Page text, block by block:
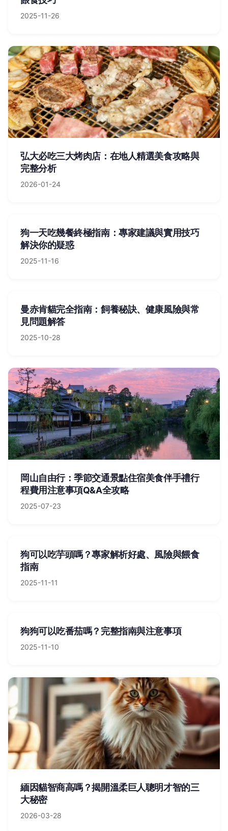
2025-11-26
弘大必吃三大烤肉店：在地人精選美食攻略與
完整分析
2026-01-24
狗一天吃幾餐終極指南：專家建議與實用技巧
解決你的疑惑
2025-11-16
曼赤肯貓完全指南：飼養秘訣、健康風險與常
見問題解答
2025-10-28
岡山自由行：季節交通景點住宿美食伴手禮行
程費用注意事項Q&A全攻略
2025-07-23
狗可以吃芋頭嗎？專家解析好處、風險與餵食
指南
2025-11-11
狗狗可以吃番茄嗎？完整指南與注意事項
2025-11-10
緬因貓智商高嗎？揭開溫柔巨人聰明才智的三
大秘密
2026-03-28